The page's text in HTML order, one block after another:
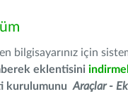
bilgisayarınız için
eklentisini
kurulumunu Araçlar -